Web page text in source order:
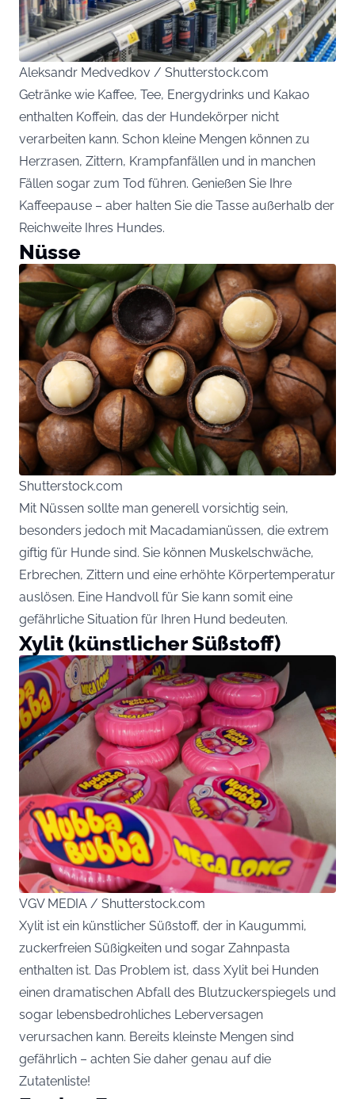
Aleksandr Medvedkov / Shutterstock.com
Getränke wie Kaffee, Tee, Energydrinks und Kakao
enthalten Koffein, das der Hundekörper nicht
verarbeiten kann. Schon kleine Mengen können zu
Herzrasen, Zittern, Krampfanfällen und in manchen
Fällen sogar zum Tod führen. Genießen Sie Ihre
Kaffeepause – aber halten Sie die Tasse außerhalb der
Reichweite Ihres Hundes.
Nüsse
Shutterstock.com
Mit Nüssen sollte man generell vorsichtig sein,
besonders jedoch mit Macadamianüssen, die extrem
giftig für Hunde sind. Sie können Muskelschwäche,
Erbrechen, Zittern und eine erhöhte Körpertemperatur
auslösen. Eine Handvoll für Sie kann somit eine
gefährliche Situation für Ihren Hund bedeuten.
Xylit (künstlicher Süßstoff)
VGV MEDIA / Shutterstock.com
Xylit ist ein künstlicher Süßstoff, der in Kaugummi,
zuckerfreien Süßigkeiten und sogar Zahnpasta
enthalten ist. Das Problem ist, dass Xylit bei Hunden
einen dramatischen Abfall des Blutzuckerspiegels und
sogar lebensbedrohliches Leberversagen
verursachen kann. Bereits kleinste Mengen sind
gefährlich – achten Sie daher genau auf die
Zutatenliste!